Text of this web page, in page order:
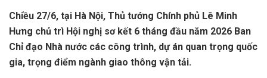
Chiều 27/6, tại Hà Nội, Thủ tướng Chính phủ Lê Minh
Hưng chủ trì Hội nghị sơ kết 6 tháng đầu năm 2026 Ban
Chỉ đạo Nhà nước các công trình, dự án quan trọng quốc
gia, trọng điểm ngành giao thông vận tải.